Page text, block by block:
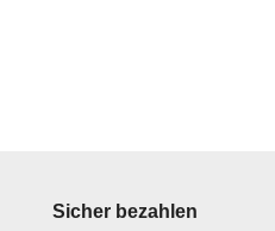
Sicher bezahlen